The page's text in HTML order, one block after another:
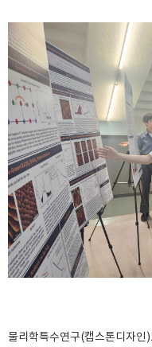
물리학특수연구(캡스톤디자인